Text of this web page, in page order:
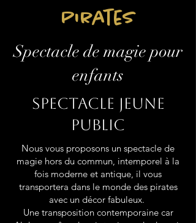
Pirates
Spectacle de magie pour
enfants
Spectacle jeune
public
Nous vous proposons un spectacle de
magie hors du commun, intemporel à la
fois moderne et antique, il vous
transportera dans le monde des pirates
avec un décor fabuleux.
Une transposition contemporaine car